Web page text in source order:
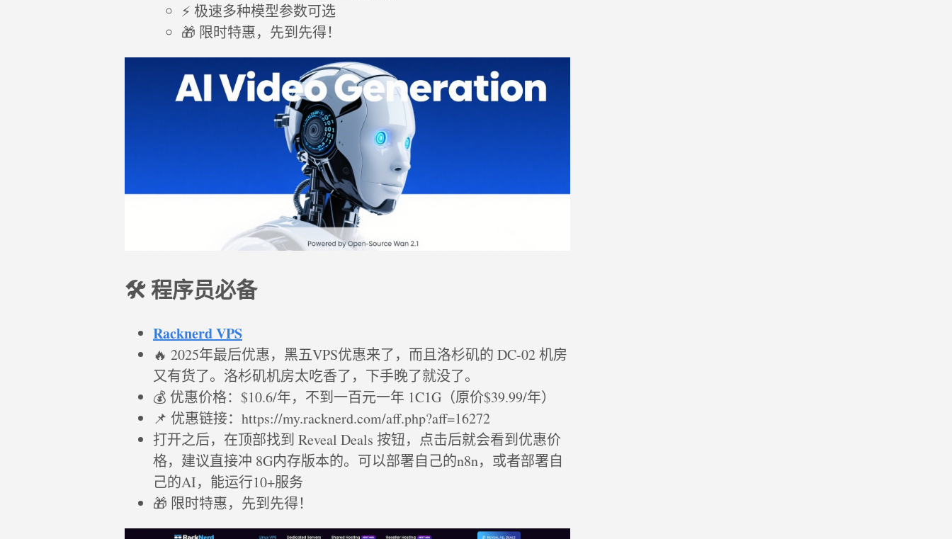
⚡ 极速多种模型参数可选
🎁 限时特惠，先到先得！
🛠️ 程序员必备
Racknerd VPS
🔥 2025年最后优惠，黑五VPS优惠来了，而且洛杉矶的 DC-02 机房
又有货了。洛杉矶机房太吃香了，下手晚了就没了。
💰 优惠价格：$10.6/年，不到一百元一年 1C1G（原价$39.99/年）
📌 优惠链接：https://my.racknerd.com/aff.php?aff=16272
打开之后，在顶部找到 Reveal Deals 按钮，点击后就会看到优惠价
格，建议直接冲 8G内存版本的。可以部署自己的n8n，或者部署自
己的AI，能运行10+服务
🎁 限时特惠，先到先得！